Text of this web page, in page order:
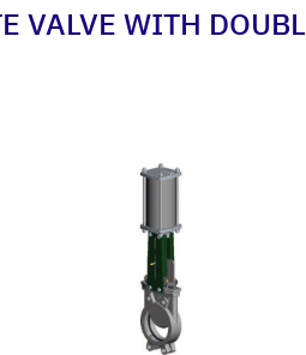
VALVE WITH